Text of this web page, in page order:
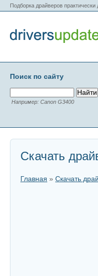
Подборка драйверов
Поиск по сайту
Например: Canon G3400
Скачать
Главная » Скачать